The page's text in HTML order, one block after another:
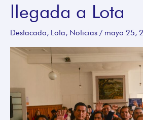
llegada a Lota
Destacado, Lota, Noticias / mayo 25,
que
adelante
a
Lota